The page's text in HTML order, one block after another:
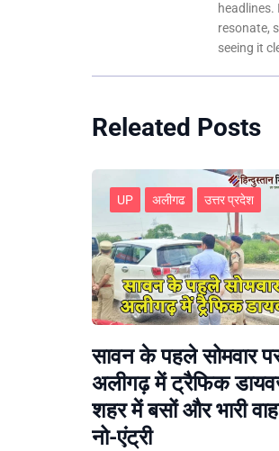
resonate,
seeing it
Releated Posts
UP अलीगढ उत्तर प्रदेश
सावन के पहले सोमवार
अलीगढ़ में ट्रैफिक
शहर में बसों और भारी
नो-एंट्री